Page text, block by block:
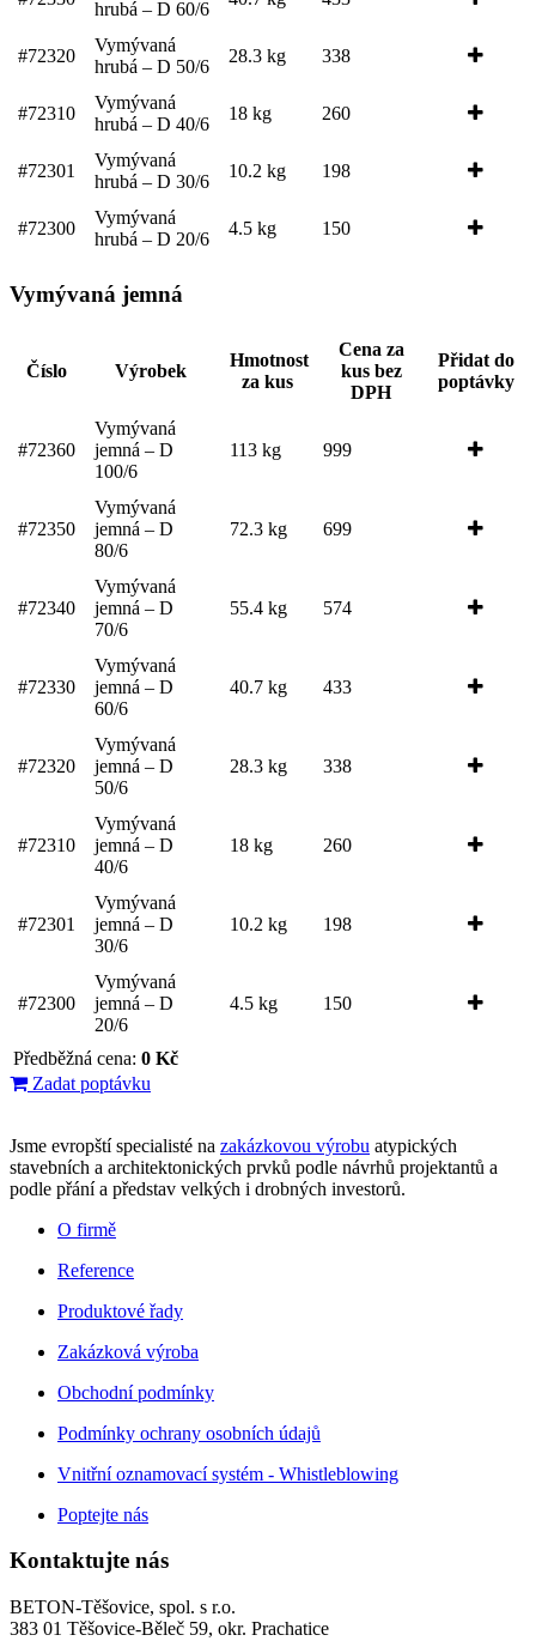
hrubá – D 60/6
#72320
Vymývaná
hrubá – D 50/6
28.3 kg 338
#72310
Vymývaná
hrubá – D 40/6
18 kg 260
#72301
Vymývaná
hrubá – D 30/6
10.2 kg 198
#72300
Vymývaná
hrubá – D 20/6
4.5 kg 150
Vymývaná jemná
Číslo Výrobek
Hmotnost
za kus
Cena za
kus bez
DPH
Přidat do
poptávky
#72360
Vymývaná
jemná – D
100/6
113 kg 999
#72350
Vymývaná
jemná – D
80/6
72.3 kg 699
#72340
Vymývaná
jemná – D
70/6
55.4 kg 574
#72330
Vymývaná
jemná – D
60/6
40.7 kg 433
#72320
Vymývaná
jemná – D
50/6
28.3 kg 338
#72310
Vymývaná
jemná – D
40/6
18 kg 260
#72301
Vymývaná
jemná – D
30/6
10.2 kg 198
#72300
Vymývaná
jemná – D
20/6
4.5 kg 150
Předběžná cena: 0 Kč
Zadat poptávku
Jsme evropští specialisté na zakázkovou výrobu atypických
stavebních a architektonických prvků podle návrhů projektantů a
podle přání a představ velkých i drobných investorů.
O firmě
Reference
Produktové řady
Zakázková výroba
Obchodní podmínky
Podmínky ochrany osobních údajů
Vnitřní oznamovací systém - Whistleblowing
Poptejte nás
Kontaktujte nás
BETON-Těšovice, spol. s r.o.
383 01 Těšovice-Běleč 59, okr. Prachatice